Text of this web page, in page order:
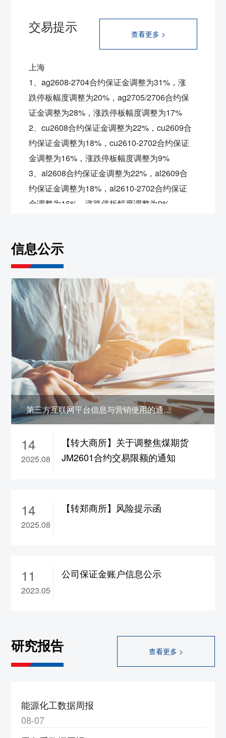
交易提示 查看更多 >
上海
1、ag2608-2704合约保证金调整为31%，涨
跌停板幅度调整为20%，ag2705/2706合约保
证金调整为28%，涨跌停板幅度调整为17%
2、cu2608合约保证金调整为22%，cu2609合
约保证金调整为18%，cu2610-2702合约保证
金调整为16%，涨跌停板幅度调整为9%
3、al2608合约保证金调整为22%，al2609合
约保证金调整为18%，al2610-2702合约保证
金调整为16%，涨跌停板幅度调整为9%
金调整为17%，涨跌停板幅度调整为10%
5、sn2608合约保证金调整为22%，
约保证金调整为21%， sn2610-2703合约保证
金调整为19%，涨跌停板幅度调整为12%
6、zn2608合约保证金调整为22%，
zn2609合
约保证金调整为18%， zn2610-2702合约保证
金调整为16%，涨跌停板幅度调整为9%
7、pb2608合约保证金调整为22%，pb2609
合约保证金调整为18%，pb2610-2702合约保
证金调整为16%，涨跌停板幅度调整为9%
8、ao2608合约保证金调整为22%，
ao2609
合约保证金调整为18%，ao2610-2702合约保
9、ad2608合约保证金调整为22%，ad2609
合约保证金调整为17%，ad2610-2702合约保
8%
11、rb/hc/ss/ru/sp/op
大连
1、rr/cs2609合约保证金调整为13%，
约保证金调整为17%，
为18%，jm/j2609合约保证金调整为19%
3、v2609合约保证金调整为18%，涨跌停板
幅度调整为9%
信息公示
第三方互联网平台信息与营销使用的通信码号公示
14
2025.08
【转大商所】关于调整焦煤期货
JM2601合约交易限额的通知
14
2025.08
【转郑商所】风险提示函
11
2023.05
公司保证金账户信息公示
研究报告 查看更多 >
能源化工数据周报
08-07